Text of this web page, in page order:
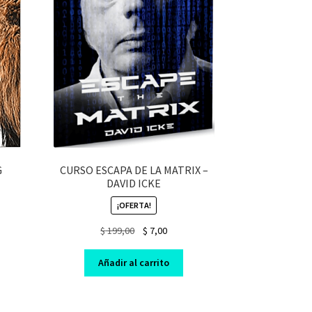
CURSO ESCAPA DE LA MATRIX –
DAVID ICKE
¡OFERTA!
$199,00
Original
was:
$ 199,00.
$ 7,00Current
is:
$ 7,00.
Añadir al carrito